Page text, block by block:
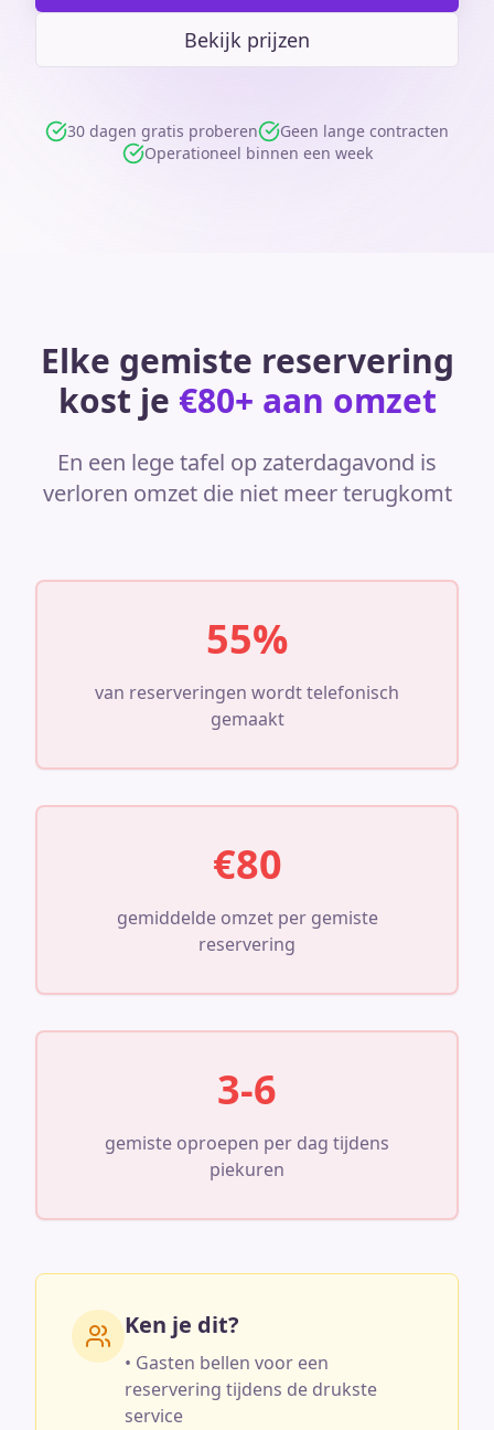
Bekijk prijzen
30 dagen gratis proberen
Geen lange contracten
Operationeel binnen een week
Elke gemiste reservering
kost je €80+ aan omzet
En een lege tafel op zaterdagavond is
verloren omzet die niet meer terugkomt
55%
van reserveringen wordt telefonisch
gemaakt
€80
gemiddelde omzet per gemiste
reservering
3-6
gemiste oproepen per dag tijdens
piekuren
Ken je dit?
• Gasten bellen voor een
reservering tijdens de drukste
service